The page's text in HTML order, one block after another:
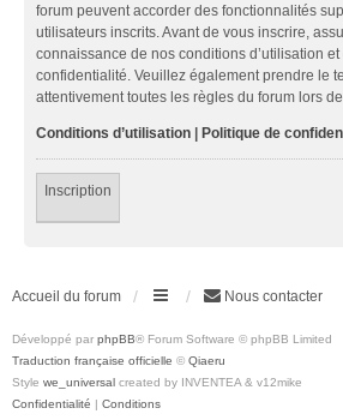
forum peuvent accorder des fonctionnalités
utilisateurs inscrits. Avant de vous inscrire,
connaissance de nos conditions d’utilisation
confidentialité. Veuillez également prendre le
attentivement toutes les règles du forum lors
Conditions d’utilisation | Politique de
Inscription
Accueil du forum Nous contacter
Développé par phpBB® Forum Software © phpBB Limited
Traduction française officielle © Qiaeru
Style we_universal created by INVENTEA & v12mike
Confidentialité | Conditions